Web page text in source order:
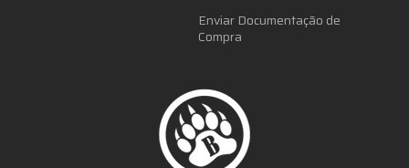
Enviar Documentação de
Compra